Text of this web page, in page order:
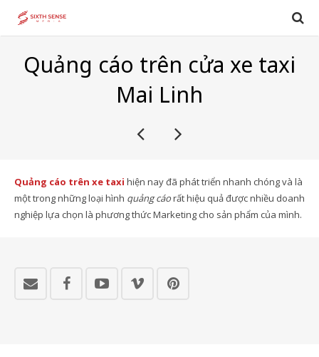
Quảng cáo trên cửa xe taxi
Mai Linh
Quảng cáo trên xe taxi hiện nay đã phát triển nhanh chóng và là
một trong những loại hình quảng cáorất hiệu quả được nhiều doanh
nghiệp lựa chọn là phương thức Marketing cho sản phẩm của mình.